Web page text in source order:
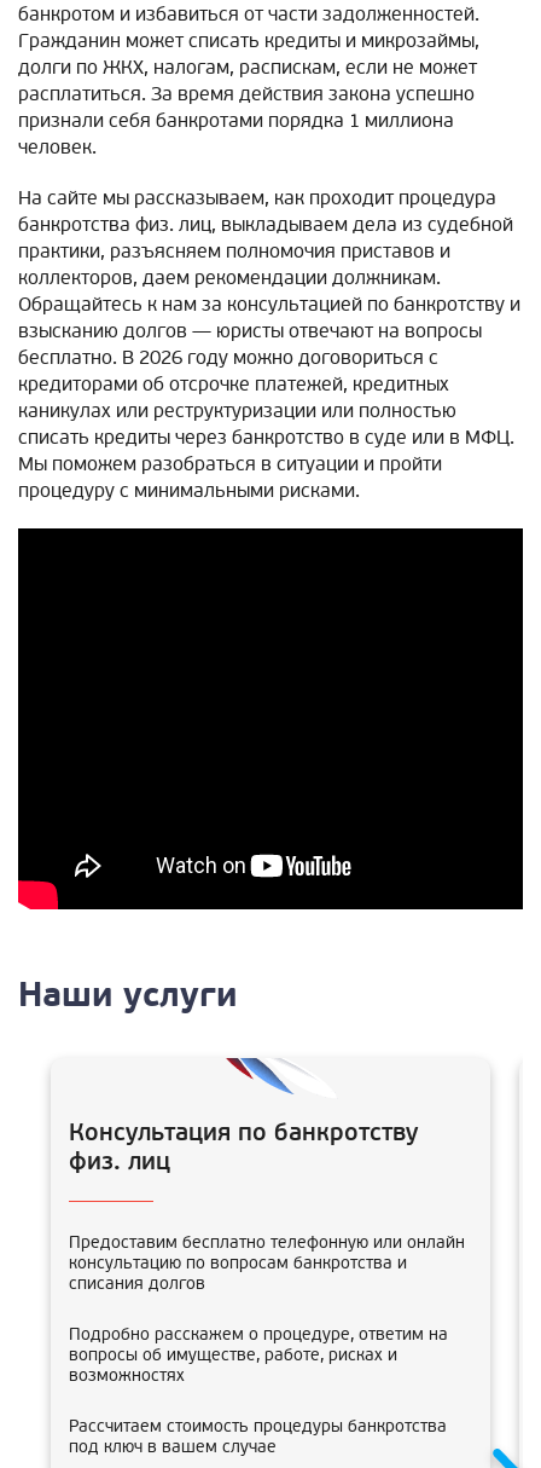
банкротом и избавиться от части задолженностей.
Гражданин может списать кредиты и микрозаймы,
долги по ЖКХ, налогам, распискам, если не может
расплатиться. За время действия закона успешно
признали себя банкротами порядка 1 миллиона
человек.
На сайте мы рассказываем, как проходит процедура
банкротства физ. лиц, выкладываем дела из судебной
практики, разъясняем полномочия приставов и
коллекторов, даем рекомендации должникам.
Обращайтесь к нам за консультацией по банкротству и
взысканию долгов — юристы отвечают на вопросы
бесплатно. В 2026 году можно договориться с
кредиторами об отсрочке платежей, кредитных
каникулах или реструктуризации или полностью
списать кредиты через банкротство в суде или в МФЦ.
Мы поможем разобраться в ситуации и пройти
процедуру с минимальными рисками.
Наши услуги
Консультация по банкротству
физ. лиц
Предоставим бесплатно телефонную или онлайн
консультацию по вопросам банкротства и
списания долгов
Подробно расскажем о процедуре, ответим на
вопросы об имуществе, работе, рисках и
возможностях
Рассчитаем стоимость процедуры банкротства
под ключ в вашем случае